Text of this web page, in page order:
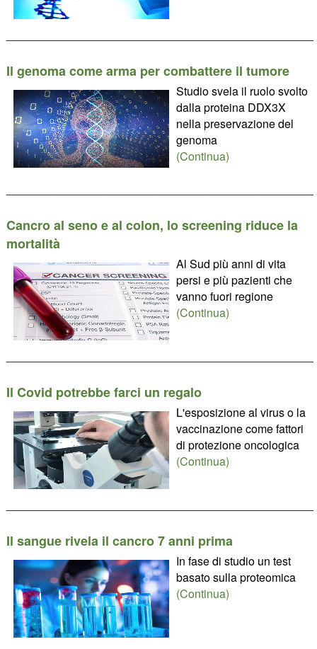
Il genoma come arma per combattere il tumore
Studio svela il ruolo svolto
dalla proteina DDX3X
nella preservazione del
genoma
(Continua)
Cancro al seno e al colon, lo screening riduce la
mortalità
Al Sud più anni di vita
persi e più pazienti che
vanno fuori regione
(Continua)
Il Covid potrebbe farci un regalo
L'esposizione al virus o la
vaccinazione come fattori
di protezione oncologica
(Continua)
Il sangue rivela il cancro 7 anni prima
In fase di studio un test
basato sulla proteomica
(Continua)